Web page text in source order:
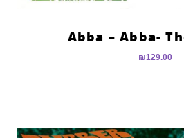
Abba – Abba-
₪129.00